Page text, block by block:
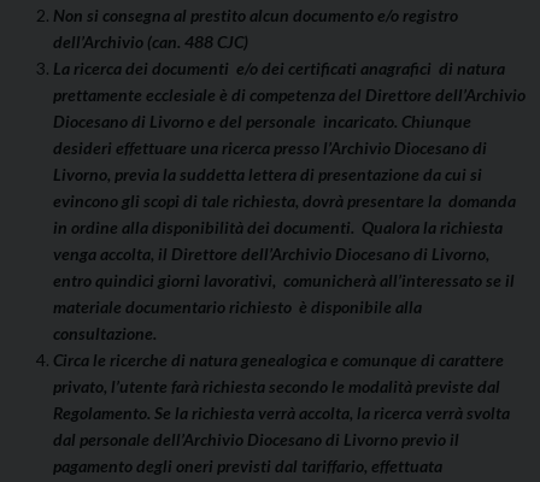
Non si consegna al prestito alcun documento e/o registro
dell’Archivio (can. 488 CJC)
La ricerca dei documenti e/o dei certificati anagrafici di natura
prettamente ecclesiale è di competenza del Direttore dell’Archivio
Diocesano di Livorno e del personale incaricato. Chiunque
desideri effettuare una ricerca presso l’Archivio Diocesano di
Livorno, previa la suddetta lettera di presentazione da cui si
evincono gli scopi di tale richiesta, dovrà presentare la domanda
in ordine alla disponibilità dei documenti. Qualora la richiesta
venga accolta, il Direttore dell’Archivio Diocesano di Livorno,
entro quindici giorni lavorativi, comunicherà all’interessato se il
materiale documentario richiesto è disponibile alla
consultazione.
Circa le ricerche di natura genealogica e comunque di carattere
privato, l’utente farà richiesta secondo le modalità previste dal
Regolamento. Se la richiesta verrà accolta, la ricerca verrà svolta
dal personale dell’Archivio Diocesano di Livorno previo il
pagamento degli oneri previsti dal tariffario, effettuata